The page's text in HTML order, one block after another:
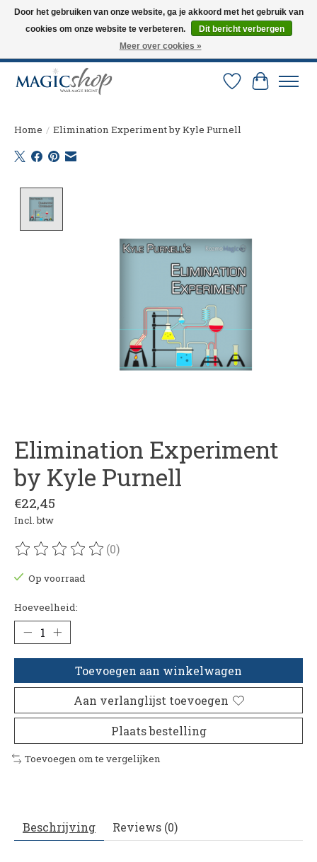
Altijd de nieuwste trucs op voorraad. Snelle verzending via PostNL en DHL.
Langskomen in onze winkel? Bel of mail om een afspraak te maken. 0251-
Verlanglijst
Home / Elimination Experiment by Kyle Purnell
Elimination Experiment
by Kyle Purnell
€22,45
Incl. btw
De beoordeling van dit product is
(0)
Op voorraad
Hoeveelheid:
Toevoegen aan winkelwagen
Aan verlanglijst toevoegen
Plaats bestelling
Toevoegen om te vergelijken
Beschrijving Reviews (0)
Door het gebruiken van onze website, ga je akkoord met het gebruik van
cookies om onze website te verbeteren.
Dit bericht verbergen
Meer over cookies »